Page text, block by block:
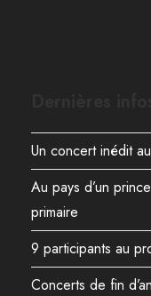
Un concert inédit
Au pays d’un
primaire
9 participants au
Concerts de fin